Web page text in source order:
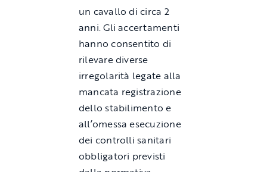
un cavallo di circa 2
anni. Gli accertamenti
hanno consentito di
rilevare diverse
irregolarità legate alla
mancata registrazione
dello stabilimento e
all’omessa esecuzione
dei controlli sanitari
obbligatori previsti